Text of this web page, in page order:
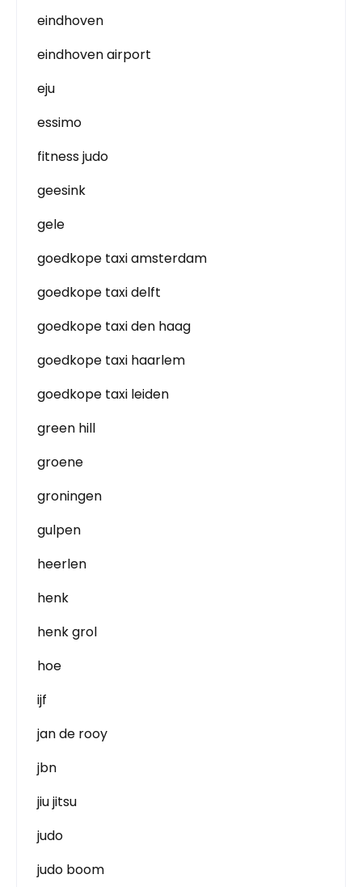
eindhoven
eindhoven airport
eju
essimo
fitness judo
geesink
gele
goedkope taxi amsterdam
goedkope taxi delft
goedkope taxi den haag
goedkope taxi haarlem
goedkope taxi leiden
green hill
groene
groningen
gulpen
heerlen
henk
henk grol
hoe
ijf
jan de rooy
jbn
jiu jitsu
judo
judo boom